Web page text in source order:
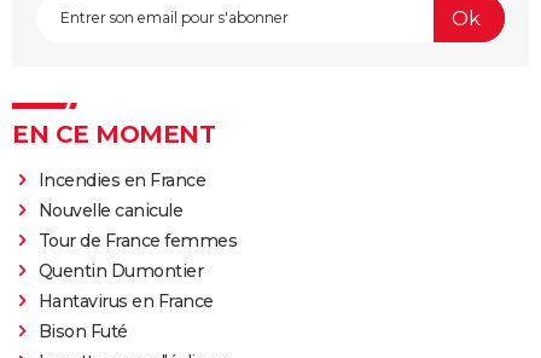
EN CE MOMENT
Incendies en France
Nouvelle canicule
Tour de France femmes
Quentin Dumontier
Hantavirus en France
Bison Futé